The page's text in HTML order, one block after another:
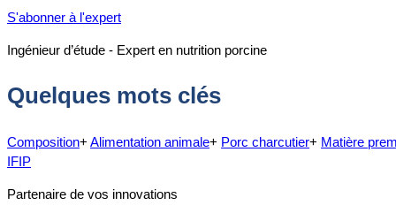
S'abonner à l'expert
Ingénieur d’étude - Expert en nutrition porcine
Quelques mots clés
Composition+ Alimentation animale+ Porc charcutier+ Matière
IFIP
Partenaire de vos innovations